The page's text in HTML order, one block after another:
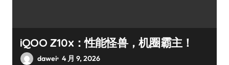
iQOO Z10x：性能怪兽，机圈霸主！
dawei 4 月 9, 2026